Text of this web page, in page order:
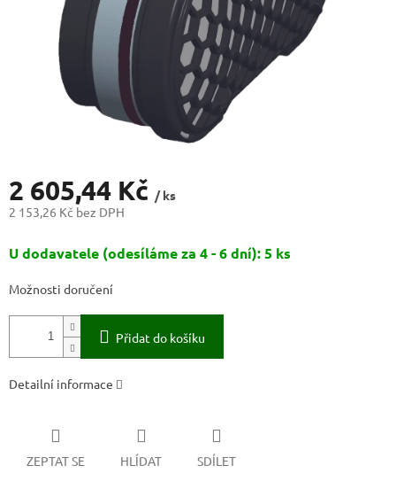
2 605,44 Kč / ks
2 153,26 Kč bez DPH
cena:
U dodavatele (odesíláme za 4 - 6 dní): 5 ks
Možnosti doručení
Přidat do košíku
Detailní informace
ZEPTAT SE HLÍDAT SDÍLET